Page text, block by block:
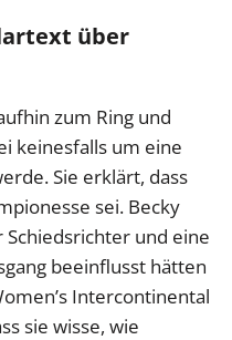
über
zum Ring und
keinesfalls um eine
Sie erklärt, dass
sei. Becky
und eine
beeinflusst hätten
Intercontinental
sie wisse, wie